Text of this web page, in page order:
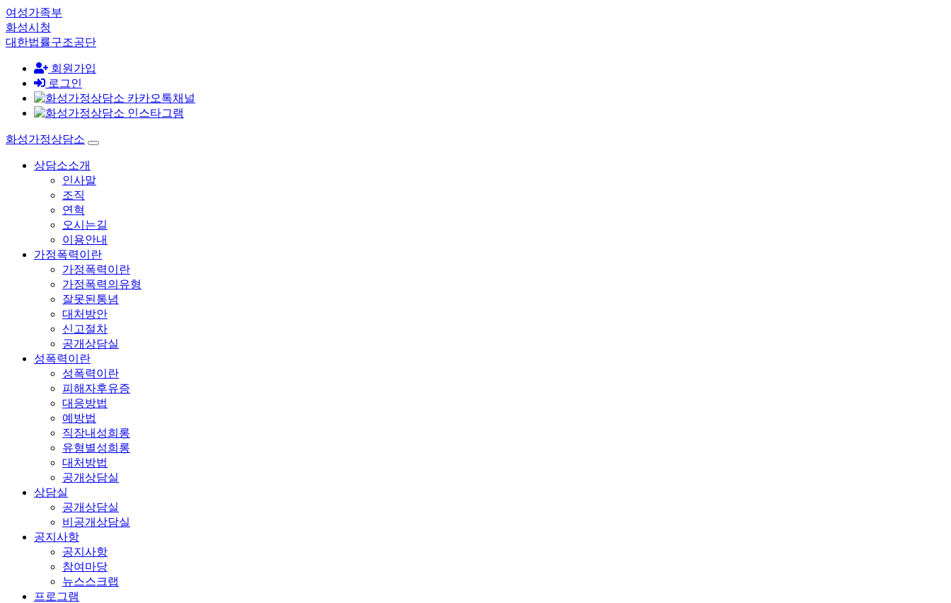
여성가족부
화성시청
대한법률구조공단
회원가입
로그인
화성가정상담소
상담소소개
인사말
조직
연혁
오시는길
이용안내
가정폭력이란
가정폭력이란
가정폭력의유형
잘못된통념
대처방안
신고절차
공개상담실
성폭력이란
성폭력이란
피해자후유증
대응방법
예방법
직장내성희롱
유형별성희롱
대처방법
공개상담실
상담실
공개상담실
비공개상담실
공지사항
공지사항
참여마당
뉴스스크랩
프로그램